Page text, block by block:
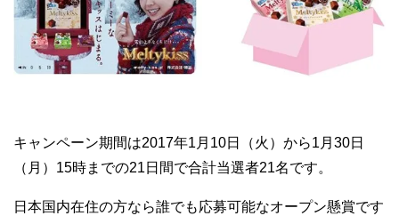
キャンペーン期間は2017年1月10日（火）から1月30日
（月）15時までの21日間で合計当選者21名です。
日本国内在住の方なら誰でも応募可能なオープン懸賞です